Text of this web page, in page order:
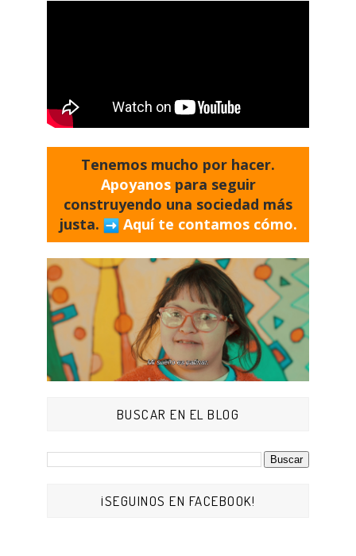
Tenemos mucho por hacer.
Apoyanos para seguir
construyendo una sociedad más
justa.
Aquí te contamos cómo.
BUSCAR EN EL BLOG
¡SEGUINOS EN FACEBOOK!